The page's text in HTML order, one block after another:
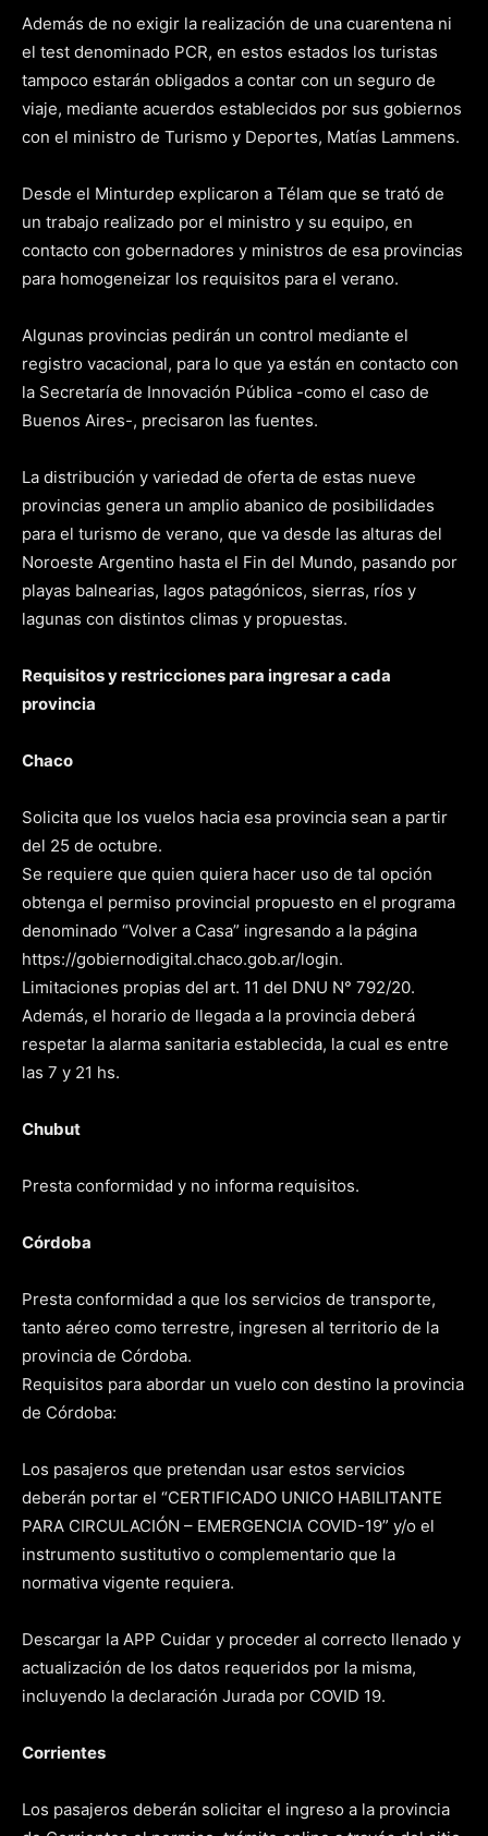
Además de no exigir la realización de una cuarentena ni
el test denominado PCR, en estos estados los turistas
tampoco estarán obligados a contar con un seguro de
viaje, mediante acuerdos establecidos por sus gobiernos
con el ministro de Turismo y Deportes, Matías Lammens.
Desde el Minturdep explicaron a Télam que se trató de
un trabajo realizado por el ministro y su equipo, en
contacto con gobernadores y ministros de esa provincias
para homogeneizar los requisitos para el verano.
Algunas provincias pedirán un control mediante el
registro vacacional, para lo que ya están en contacto con
la Secretaría de Innovación Pública -como el caso de
Buenos Aires-, precisaron las fuentes.
La distribución y variedad de oferta de estas nueve
provincias genera un amplio abanico de posibilidades
para el turismo de verano, que va desde las alturas del
Noroeste Argentino hasta el Fin del Mundo, pasando por
playas balnearias, lagos patagónicos, sierras, ríos y
lagunas con distintos climas y propuestas.
Requisitos y restricciones para ingresar a cada
provincia
Chaco
Solicita que los vuelos hacia esa provincia sean a partir
del 25 de octubre.
Se requiere que quien quiera hacer uso de tal opción
obtenga el permiso provincial propuesto en el programa
denominado “Volver a Casa” ingresando a la página
https://gobiernodigital.chaco.gob.ar/login.
Limitaciones propias del art. 11 del DNU N° 792/20.
Además, el horario de llegada a la provincia deberá
respetar la alarma sanitaria establecida, la cual es entre
las 7 y 21 hs.
Chubut
Presta conformidad y no informa requisitos.
Córdoba
Presta conformidad a que los servicios de transporte,
tanto aéreo como terrestre, ingresen al territorio de la
provincia de Córdoba.
Requisitos para abordar un vuelo con destino la provincia
de Córdoba:
Los pasajeros que pretendan usar estos servicios
deberán portar el “CERTIFICADO UNICO HABILITANTE
PARA CIRCULACIÓN – EMERGENCIA COVID-19” y/o el
instrumento sustitutivo o complementario que la
normativa vigente requiera.
Descargar la APP Cuidar y proceder al correcto llenado y
actualización de los datos requeridos por la misma,
incluyendo la declaración Jurada por COVID 19.
Corrientes
Los pasajeros deberán solicitar el ingreso a la provincia